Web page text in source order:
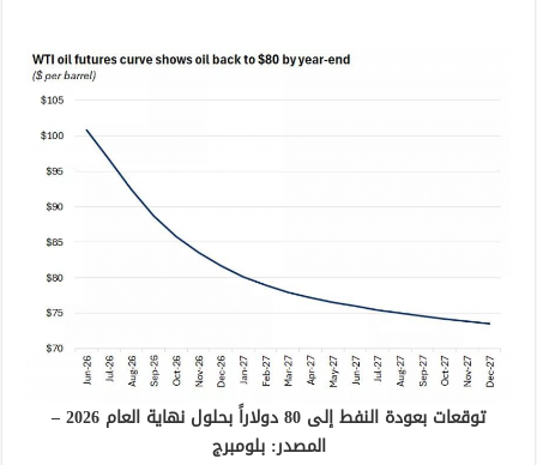
توقعات بعودة النفط إلى 80 دولاراً بحلول نهاية العام 2026 –
المصدر: بلومبرج